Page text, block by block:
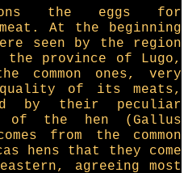
the eggs for
At the beginning
seen by the region
province of Lugo,
common ones, very
of its meats,
by their peculiar
of the hen (Gallus
from the common
hens that they come
agreeing most